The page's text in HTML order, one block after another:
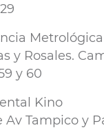
Metrológica
y Rosales.
y 60
Kino
Av Tampico y